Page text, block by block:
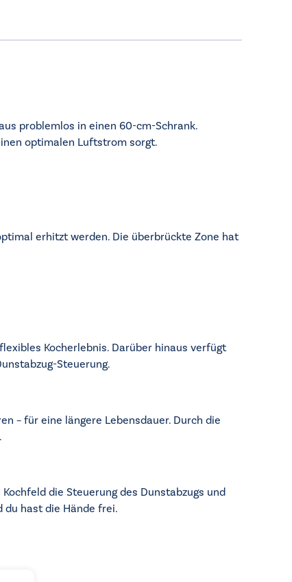
problemlos in einen 60-cm-Schrank.
optimalen Luftstrom sorgt.
erhitzt werden. Die überbrückte Zone hat
Kocherlebnis. Darüber hinaus verfügt
Steuerung.
– für eine längere Lebensdauer. Durch die
die Steuerung des Dunstabzugs und
hast die Hände frei.